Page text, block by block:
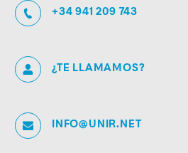
+34 941 209 743
¿TE LLAMAMOS?
INFO@UNIR.NET